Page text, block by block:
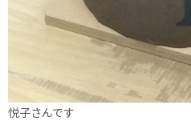
悦子さんです